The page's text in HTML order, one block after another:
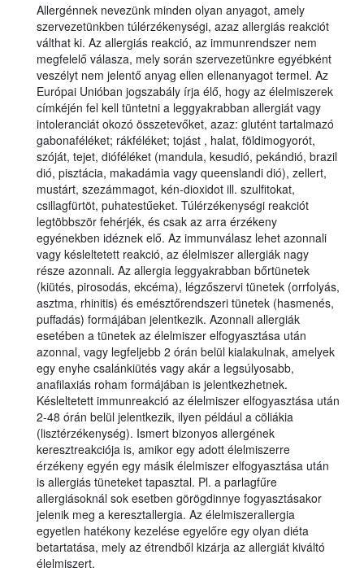
Allergénnek nevezünk minden olyan anyagot, amely
szervezetünkben túlérzékenységi, azaz allergiás reakciót
válthat ki. Az allergiás reakció, az immunrendszer nem
megfelelő válasza, mely során szervezetünkre egyébként
veszélyt nem jelentő anyag ellen ellenanyagot termel. Az
Európai Unióban jogszabály írja élő, hogy az élelmiszerek
címkéjén fel kell tüntetni a leggyakrabban allergiát vagy
intoleranciát okozó összetevőket, azaz: glutént tartalmazó
gabonaféléket; rákféléket; tojást , halat, földimogyorót,
szóját, tejet, dióféléket (mandula, kesudió, pekándió, brazil
dió, pisztácia, makadámia vagy queenslandi dió), zellert,
mustárt, szezámmagot, kén-dioxidot ill. szulfitokat,
csillagfürtöt, puhatestűeket. Túlérzékenységi reakciót
legtöbbször fehérjék, és csak az arra érzékeny
egyénekben idéznek elő. Az immunválasz lehet azonnali
vagy késleltetett reakció, az élelmiszer allergiák nagy
része azonnali. Az allergia leggyakrabban bőrtünetek
(kiütés, pirosodás, ekcéma), légzőszervi tünetek (orrfolyás,
asztma, rhinitis) és emésztőrendszeri tünetek (hasmenés,
puffadás) formájában jelentkezik. Azonnali allergiák
esetében a tünetek az élelmiszer elfogyasztása után
azonnal, vagy legfeljebb 2 órán belül kialakulnak, amelyek
egy enyhe csalánkiütés vagy akár a legsúlyosabb,
anafilaxiás roham formájában is jelentkezhetnek.
Késleltetett immunreakció az élelmiszer elfogyasztása után
2-48 órán belül jelentkezik, ilyen például a cöliákia
(lisztérzékenység). Ismert bizonyos allergének
keresztreakciója is, amikor egy adott élelmiszerre
érzékeny egyén egy másik élelmiszer elfogyasztása után
is allergiás tüneteket tapasztal. Pl. a parlagfűre
allergiásoknál sok esetben görögdinnye fogyasztásakor
jelenik meg a keresztallergia. Az élelmiszerallergia
egyetlen hatékony kezelése egyelőre egy olyan diéta
betartatása, mely az étrendből kizárja az allergiát kiváltó
élelmiszert.